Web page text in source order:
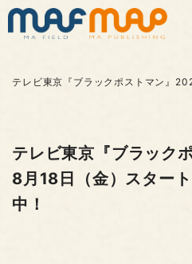
テレビ東京『ブラックポストマン』
テレビ東京『ブラック
8月18日（金）スター
中！